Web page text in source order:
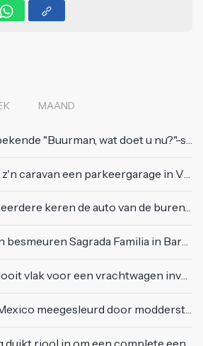
MAAND
wat doet u nu?"-scène uit Flodder met Tatjana Šimić
een parkeergarage in Vlissingen binnen
de auto van de buren, maar doen alsof er niets gebeurd is
Sagrada Familia in Barcelona met lading verf
vlak voor een vrachtwagen invoegen
meegesleurd door modderstroom